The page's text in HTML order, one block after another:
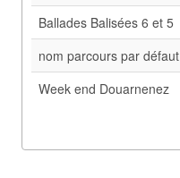
Ballades Balisées 6 et 5
nom parcours par défaut
Week end Douarnenez